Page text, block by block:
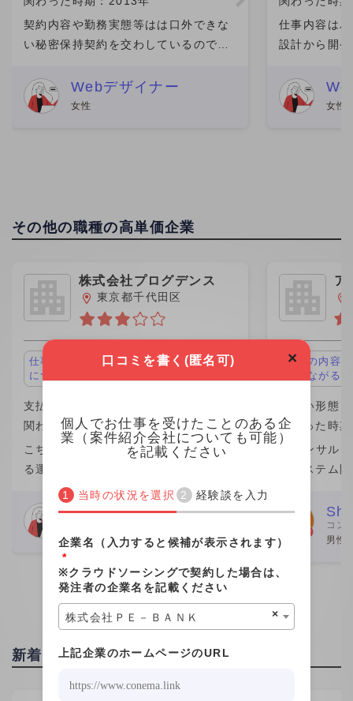
契約内容や勤務実態等はは口外できな
い秘密保持契約を交わしているので口
ません。 働く人たちもインターンや契
約・正社員等大勢いましたがお互いの
Webデザイナー
女性
仕事内容は
設計から開
りです 契約
エリアなど
女性
その他の職種の高単価企業
株式会社プログデンス
東京都千代田区
仕事の内容が面白い、キャリアアップ
につながる
支払い形態：月単価 ￥1,100,000
関わった時期：2023年
こちらの企業が他社から請け負ってい
る運用保守案件の業務を行なっていま
した。 こちらの企業の社員さん数名か
らなるチームの一員という形で、みな
さん親切でした。 こちらの社員さんと
個人的な繋がりがあり、その
Webデザイナー
ア
仕事の内容
につながる
支払い形態
関わった時
ITコンサル
のシステム
が一番の魅
ムエンジニ
が、この案
コン
男性
新着投稿
×
口コミを書く(匿名可)
個人でお仕事を受けたことのある企
業（案件紹介会社についても可能）
を記載ください
当時の状況を選択 経験談を入力
企業名（入力すると候補が表示されます）
*
※クラウドソーシングで契約した場合は、
発注者の企業名を記載ください
×
株式会社ＰＥ－ＢＡＮＫ
上記企業のホームページのURL